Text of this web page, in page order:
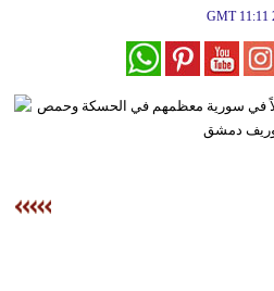
ديكور
GMT